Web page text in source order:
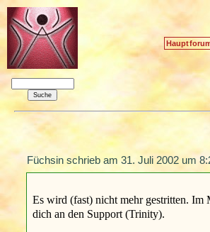
Füchsin schrieb am31. Juli 2002 um
Es wird (fast) nicht mehr gestritten. Im
dich an den Support (Trinity).